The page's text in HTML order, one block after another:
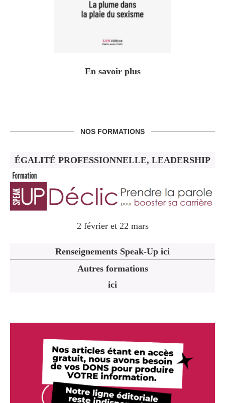
En savoir plus
NOS FORMATIONS
ÉGALITÉ PROFESSIONNELLE, LEADERSHIP
2 février et 22 mars
Renseignements Speak-Up ici
Autres formations
ici